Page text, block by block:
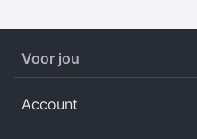
Voor jou
Account